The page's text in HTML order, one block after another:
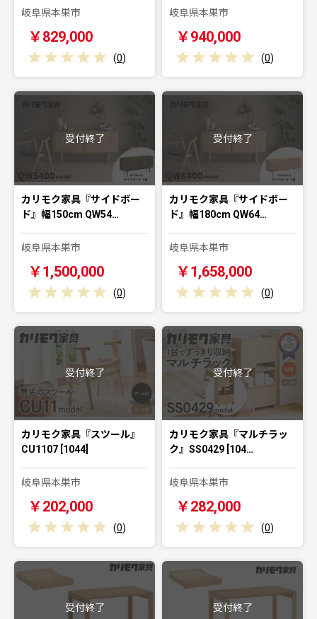
岐阜県本巣市
￥829,000
(0)
岐阜県本巣市
￥940,000
(0)
受付終了
カリモク家具『サイドボー
ド』幅150cm QW54…
岐阜県本巣市
￥1,500,000
(0)
受付終了
カリモク家具『サイドボー
ド』幅180cm QW64…
岐阜県本巣市
￥1,658,000
(0)
受付終了
カリモク家具『スツール』
CU1107 [1044]
岐阜県本巣市
￥202,000
(0)
受付終了
カリモク家具『マルチラッ
ク』SS0429 [104…
岐阜県本巣市
￥282,000
(0)
受付終了 受付終了